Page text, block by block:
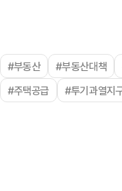
#부동산 #부동산대책
#주택공급
#투기과열지